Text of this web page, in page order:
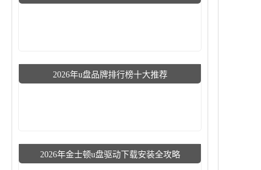
2026年u盘品牌排行榜十大推荐
2026年金士顿u盘驱动下载安装全攻略